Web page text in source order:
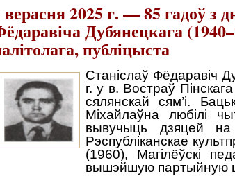
верасня 2025 г. — 85 гадоў з
Дубянецкага
публіцыста
Станіслаў Фёдаравіч
г. у в. Востраў
сялянскай сям’і.
Міхайлаўна любілі
вывучыць дзяцей на
Рэспубліканскае
(1960), Магілёўскі
вышэйшую партыйную